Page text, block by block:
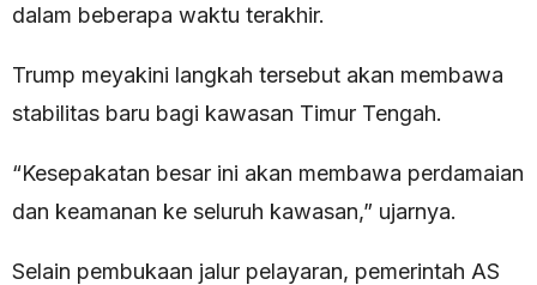
dalam beberapa waktu terakhir.
Trump meyakini langkah tersebut akan membawa
stabilitas baru bagi kawasan Timur Tengah.
“Kesepakatan besar ini akan membawa perdamaian
dan keamanan ke seluruh kawasan,” ujarnya.
Selain pembukaan jalur pelayaran, pemerintah AS